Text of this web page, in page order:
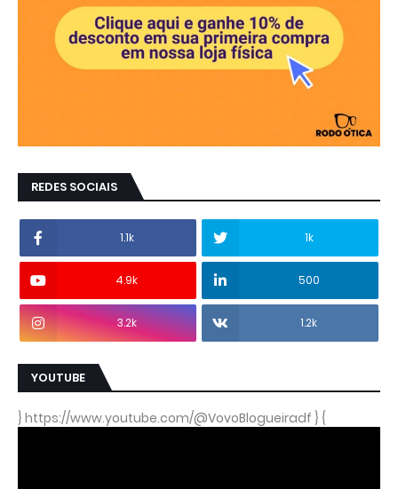
REDES SOCIAIS
1.1k 1k
4.9k 500
3.2k 1.2k
YOUTUBE
} https://www.youtube.com/@VovoBlogueiradf } {